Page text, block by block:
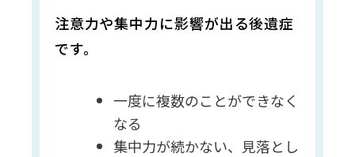
注意力や集中力に影響が出る後遺症
です。
一度に複数のことができなく
なる
集中力が続かない、見落とし